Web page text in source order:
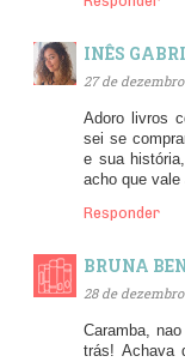
INÊS
27 de dezembro
Adoro livros
sei se
e sua
acho que vale
Responder
BRUNA
28 de dezembro
Caramba,
trás! Achava